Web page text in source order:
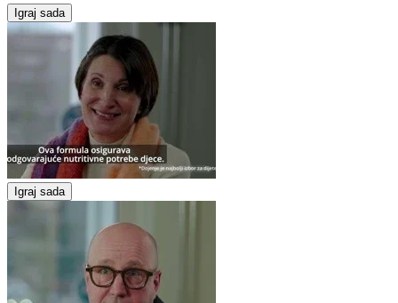
Igraj sada
Igraj sada